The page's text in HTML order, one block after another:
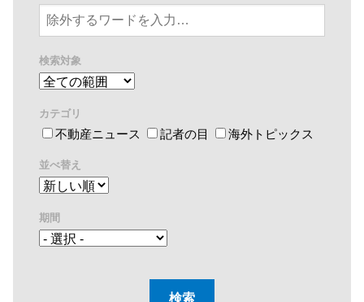
検索対象
カテゴリ
不動産ニュース 記者の目 海外トピックス
並べ替え
期間